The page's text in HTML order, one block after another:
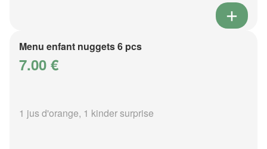
Menu enfant nuggets 6 pcs
7.00 €
1 jus d'orange, 1 kinder surprise